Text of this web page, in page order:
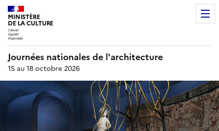
MINISTÈRE
DE LA CULTURE
Journées nationales de l'architecture
15 au 18 octobre 2026